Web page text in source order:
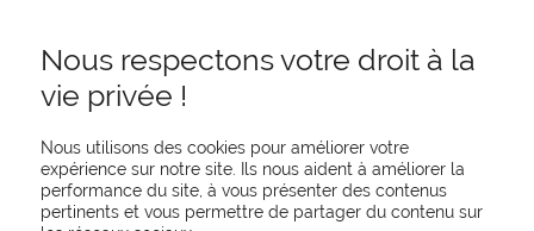
REJOIGNEZ-NOUS
Nous respectons votre droit à la
vie privée !
Nous utilisons des cookies pour améliorer votre
expérience sur notre site. Ils nous aident à améliorer la
performance du site, à vous présenter des contenus
pertinents et vous permettre de partager du contenu sur